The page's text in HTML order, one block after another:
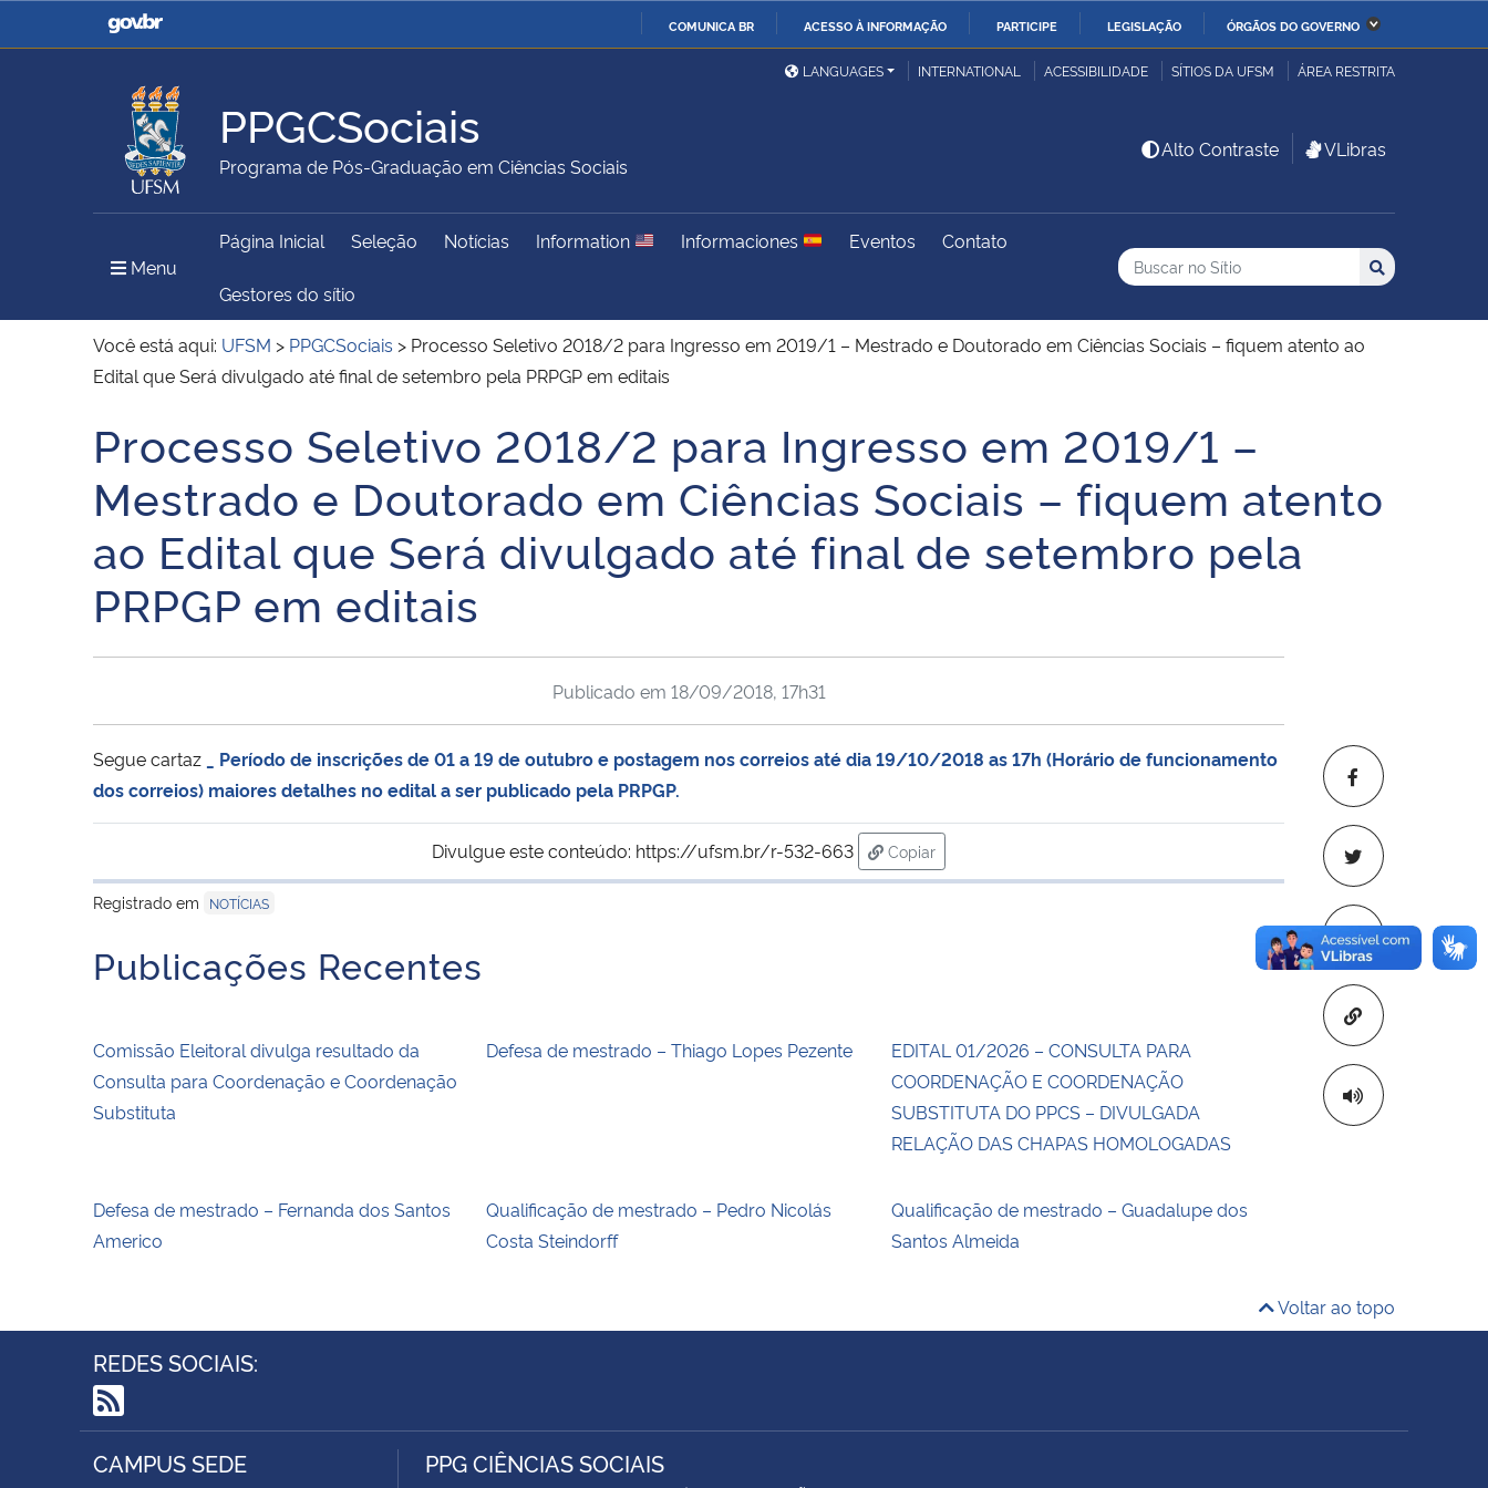
COMUNICA BR ACESSO À INFORMAÇÃO PARTICIPE LEGISLAÇÃO ÓRGÃOS DO GOVERNO
Casa Civil
Ministério da Justiça e
Ministério da Defesa
Ministério das Relações
Exteriores
Ministério da Economia Ministério da Infraestrutura
Ministério da Agricultura,
Pecuária e Abastecimento
Ministério da Educação
Ministério da Ciência,
Tecnologia, Inovações e
Ministério do Meio Ambiente Ministério do Turismo
Humanos
Secretaria de Governo
Gabinete de Segurança
Advocacia-Geral da União
LANGUAGES INTERNATIONAL ACESSIBILIDADE SÍTIOS DA UFSM ÁREA RESTRITA
PPGCSociais
Programa de Pós-Graduação em Ciências Sociais
Alto Contraste VLibras
Menu
Página Inicial Seleção Notícias Information Informaciones Eventos Contato
Gestores do sítio
Busca
Buscar no no Sítio
Busca: Buscar
Você está aqui: UFSM > PPGCSociais > Processo Seletivo 2018/2 para Ingresso em 2019/1 – Mestrado e Doutorado em Ciências Sociais – fiquem atento ao
Edital que Será divulgado até final de setembro pela PRPGP em editais
Início do conteúdo
Processo Seletivo 2018/2 para Ingresso em 2019/1 –
Mestrado e Doutorado em Ciências Sociais – fiquem atento
ao Edital que Será divulgado até final de setembro pela
PRPGP em editais
Copiar para
Publicado em 18/09/2018, 17h31
Segue cartaz
_ Período de inscrições de 01 a 19 de outubro e postagem nos correios até dia 19/10/2018 as 17h (Horário de funcionamento
dos correios) maiores detalhes no edital a ser publicado pela PRPGP.
Divulgue este conteúdo: https://ufsm.br/r-532-663
Copiar
para área de transferência
Registrado em
NOTÍCIAS
Publicações Recentes
Comissão Eleitoral divulga resultado da
Consulta para Coordenação e Coordenação
Substituta
Defesa de mestrado – Thiago Lopes Pezente
EDITAL 01/2026 – CONSULTA PARA
COORDENAÇÃO E COORDENAÇÃO
SUBSTITUTA DO PPCS – DIVULGADA
RELAÇÃO DAS CHAPAS HOMOLOGADAS
Defesa de mestrado – Fernanda dos Santos
Americo
Qualificação de mestrado – Pedro Nicolás
Costa Steindorff
Qualificação de mestrado – Guadalupe dos
Santos Almeida
Voltar ao topo
REDES SOCIAIS:
RSS
CAMPUS SEDE PPG CIÊNCIAS SOCIAIS